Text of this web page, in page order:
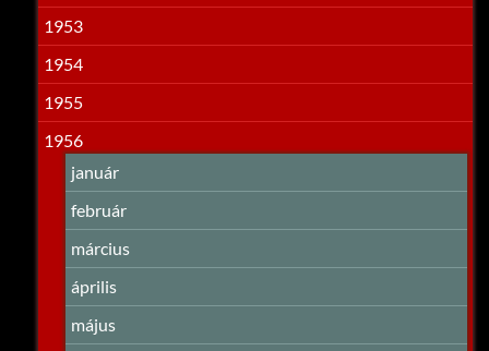
1953
1954
1955
1956
január
február
március
április
május